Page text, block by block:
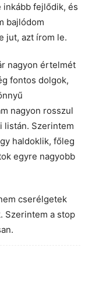
inkább fejlődik, és
bajlódom
jut, azt írom le.
nagyon értelmét
fontos dolgok,
nagyon rosszul
listán. Szerintem
haldoklik, főleg
egyre nagyobb
cserélgetek
Szerintem a stop